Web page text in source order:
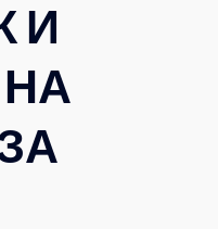
И
НА